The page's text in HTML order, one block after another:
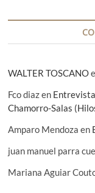
s
WALTER TOSCANO
Fco diazen
Chamorro-Salas
Amparo Mendoza en
juan manuel parra
Mariana Aguiar